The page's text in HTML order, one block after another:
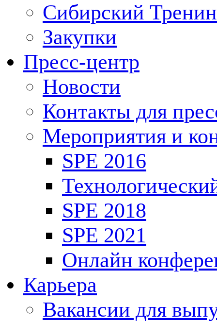
Сибирский
Закупки
Пресс-центр
Новости
Контакты для
Мероприятия и
SPE 2016
SPE 2018
SPE 2021
Онлайн
Карьера
Вакансии для